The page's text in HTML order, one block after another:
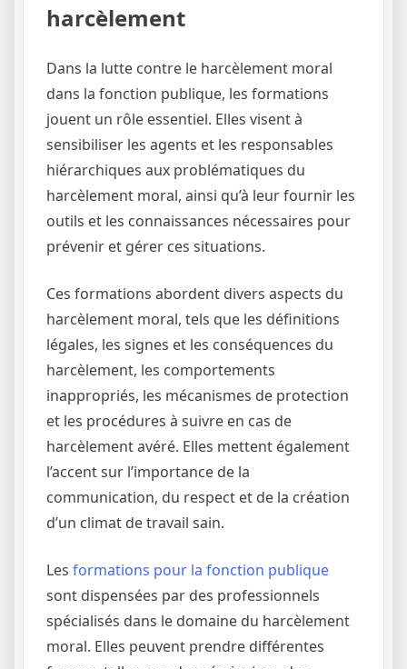
harcèlement
Dans la lutte contre le harcèlement moral
dans la fonction publique, les formations
jouent un rôle essentiel. Elles visent à
sensibiliser les agents et les responsables
hiérarchiques aux problématiques du
harcèlement moral, ainsi qu’à leur fournir les
outils et les connaissances nécessaires pour
prévenir et gérer ces situations.
Ces formations abordent divers aspects du
harcèlement moral, tels que les définitions
légales, les signes et les conséquences du
harcèlement, les comportements
inappropriés, les mécanismes de protection
et les procédures à suivre en cas de
harcèlement avéré. Elles mettent également
l’accent sur l’importance de la
communication, du respect et de la création
d’un climat de travail sain.
Les formations pour la fonction publique
sont dispensées par des professionnels
spécialisés dans le domaine du harcèlement
moral. Elles peuvent prendre différentes